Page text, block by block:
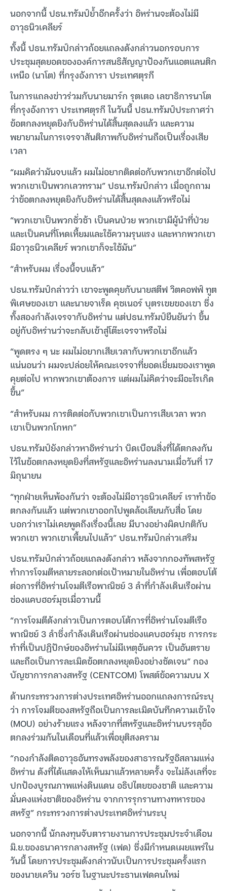
นอกจากนี้ ปธน.ทรัมป์ย้ำอีกครั้งว่า อิหร่านจะต้องไม่มี
อาวุธนิวเคลียร์
ทั้งนี้ ปธน.ทรัมป์กล่าวถ้อยแถลงดังกล่าวนอกรอบการ
ประชุมสุดยอดขององค์การสนธิสัญญาป้องกันแอตแลนติก
เหนือ (นาโต) ที่กรุงอังการา ประเทศตุรกี
ในการแถลงข่าวร่วมกับนายมาร์ก รุตเตอ เลขาธิการนาโต
ที่กรุงอังการา ประเทศตุรกี ในวันนี้ ปธน.ทรัมป์ประกาศว่า
ข้อตกลงหยุดยิงกับอิหร่านได้สิ้นสุดลงแล้ว และความ
พยายามในการเจรจาสันติภาพกับอิหร่านถือเป็นเรื่องเสีย
เวลา
“ผมคิดว่ามันจบแล้ว ผมไม่อยากติดต่อกับพวกเขาอีกต่อไป
พวกเขาเป็นพวกเลวทราม” ปธน.ทรัมป์กล่าว เมื่อถูกถาม
ว่าข้อตกลงหยุดยิงกับอิหร่านได้สิ้นสุดลงแล้วหรือไม่
“พวกเขาเป็นพวกชั่วช้า เป็นคนป่วย พวกเขามีผู้นำที่ป่วย
และเป็นคนที่โหดเหี้ยมและใช้ความรุนแรง และหากพวกเขา
มีอาวุธนิวเคลียร์ พวกเขาก็จะใช้มัน”
“สำหรับผม เรื่องนี้จบแล้ว”
ปธน.ทรัมป์กล่าวว่า เขาจะพูดคุยกับนายสตีฟ วิตคอฟฟ์ ทูต
พิเศษของเขา และนายจาเร็ด คุชเนอร์ บุตรเขยของเขา ซึ่ง
ทั้งสองกำลังเจรจากับอิหร่าน แต่ปธน.ทรัมป์ยืนยันว่า ขึ้น
อยู่กับอิหร่านว่าจะกลับเข้าสู่โต๊ะเจรจาหรือไม่
“พูดตรง ๆ นะ ผมไม่อยากเสียเวลากับพวกเขาอีกแล้ว
แน่นอนว่า ผมจะปล่อยให้คณะเจรจาที่ยอดเยี่ยมของเราพูด
คุยต่อไป หากพวกเขาต้องการ แต่ผมไม่คิดว่าจะมีอะไรเกิด
ขึ้น”
“สำหรับผม การติดต่อกับพวกเขาเป็นการเสียเวลา พวก
เขาเป็นพวกโกหก”
ปธน.ทรัมป์ยังกล่าวหาอิหร่านว่า บิดเบือนสิ่งที่ได้ตกลงกัน
ไว้ในข้อตกลงหยุดยิงที่สหรัฐและอิหร่านลงนามเมื่อวันที่ 17
มิถุนายน
“ทุกฝ่ายเห็นพ้องกันว่า จะต้องไม่มีอาวุธนิวเคลียร์ เราทำข้อ
ตกลงกันแล้ว แต่พวกเขาออกไปพูดล้อเลียนกับสื่อ โดย
บอกว่าเราไม่เคยพูดถึงเรื่องนี้เลย มีบางอย่างผิดปกติกับ
พวกเขา พวกเขาเพี้ยนไปแล้ว” ปธน.ทรัมป์กล่าวเสริม
ปธน.ทรัมป์กล่าวถ้อยแถลงดังกล่าว หลังจากกองทัพสหรัฐ
ทำการโจมตีหลายระลอกต่อเป้าหมายในอิหร่าน เพื่อตอบโต้
ต่อการที่อิหร่านโจมตีเรือพาณิชย์ 3 ลำที่กำลังเดินเรือผ่าน
ช่องแคบฮอร์มุซเมื่อวานนี้
“การโจมตีดังกล่าวเป็นการตอบโต้การที่อิหร่านโจมตีเรือ
พาณิชย์ 3 ลำซึ่งกำลังเดินเรือผ่านช่องแคบฮอร์มุซ การกระ
ทำที่เป็นปฏิปักษ์ของอิหร่านไม่มีเหตุอันควร เป็นอันตราย
และถือเป็นการละเมิดข้อตกลงหยุดยิงอย่างชัดเจน” กอง
บัญชาการกลางสหรัฐ (CENTCOM) โพสต์ข้อความบน X
ด้านกระทรวงการต่างประเทศอิหร่านออกแถลงการณ์ระบุ
ว่า การโจมตีของสหรัฐถือเป็นการละเมิดบันทึกความเข้าใจ
(MOU) อย่างร้ายแรง หลังจากที่สหรัฐและอิหร่านบรรลุข้อ
ตกลงร่วมกันในเดือนที่แล้วเพื่อยุติสงคราม
“กองกำลังติดอาวุธอันทรงพลังของสาธารณรัฐอิสลามแห่ง
อิหร่าน ดังที่ได้แสดงให้เห็นมาแล้วหลายครั้ง จะไม่ลังเลที่จะ
ปกป้องบูรณภาพแห่งดินแดน อธิปไตยของชาติ และความ
มั่นคงแห่งชาติของอิหร่าน จากการรุกรานทางทหารของ
สหรัฐ” กระทรวงการต่างประเทศอิหร่านระบุ
นอกจากนี้ นักลงทุนจับตารายงานการประชุมประจำเดือน
มิ.ย.ของธนาคารกลางสหรัฐ (เฟด) ซึ่งมีกำหนดเผยแพร่ใน
วันนี้ โดยการประชุมดังกล่าวนับเป็นการประชุมครั้งแรก
ของนายเควิน วอร์ช ในฐานะประธานเฟดคนใหม่